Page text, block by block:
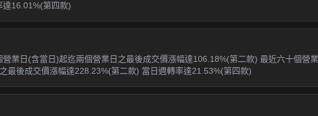
16.01%(第四款)
業日(含當日)起迄兩個營業日之最後成交價漲幅達106.18%(第二款) 最近六十個營
最後成交價漲幅達228.23%(第二款) 當日週轉率達21.53%(第四款)